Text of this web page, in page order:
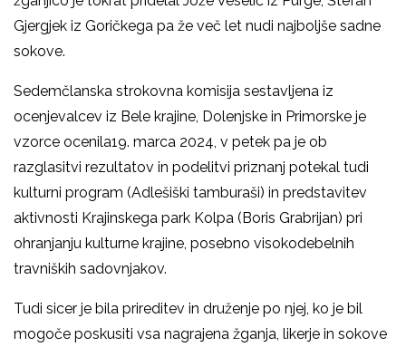
Gjergjek iz Goričkega pa že več let nudi najboljše sadne
sokove.
Sedemčlanska strokovna komisija sestavljena iz
ocenjevalcev iz Bele krajine, Dolenjske in Primorske je
vzorce ocenila19. marca 2024, v petek pa je ob
razglasitvi rezultatov in podelitvi priznanj potekal tudi
kulturni program (Adlešiški tamburaši) in predstavitev
aktivnosti Krajinskega park Kolpa (Boris Grabrijan) pri
ohranjanju kulturne krajine, posebno visokodebelnih
travniških sadovnjakov.
Tudi sicer je bila prireditev in druženje po njej, ko je bil
mogoče poskusiti vsa nagrajena žganja, likerje in sokove